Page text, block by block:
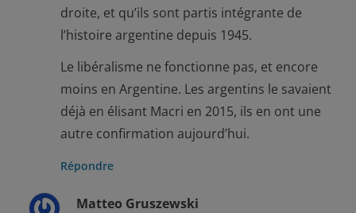
droite, et qu’ils sont partis intégrante de
l’histoire argentine depuis 1945.
Le libéralisme ne fonctionne pas, et encore
moins en Argentine. Les argentins le savaient
déjà en élisant Macri en 2015, ils en ont une
autre confirmation aujourd’hui.
Répondre
Matteo Gruszewski